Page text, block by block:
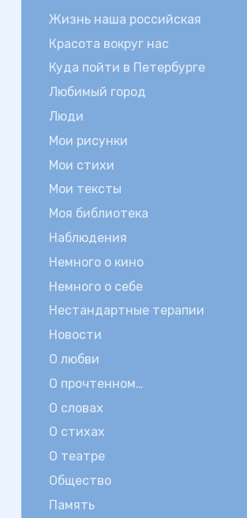
Жизнь наша российская
Красота вокруг нас
Куда пойти в Петербурге
Любимый город
Люди
Мои рисунки
Мои стихи
Мои тексты
Моя библиотека
Наблюдения
Немного о кино
Немного о себе
Нестандартные терапии
Новости
О любви
О прочтенном…
О словах
О стихах
О театре
Общество
Память